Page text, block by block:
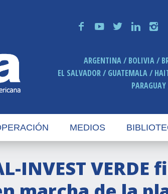
f y t n i
ARGENTINA BOLIVIA
EL SALVADOR
GUATEMALA
PARAGUAY
MEDIOS
INVEST